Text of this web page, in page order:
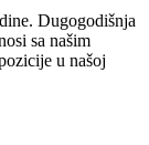
Dugogodišnja
sa našim
u našoj